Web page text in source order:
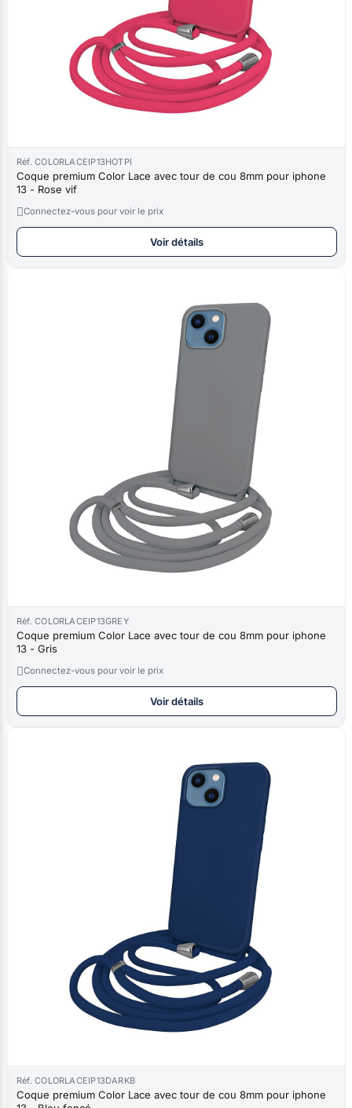
Réf. COLORLACEIP13HOTPI
Coque premium Color Lace avec tour de cou 8mm pour iphone
13 - Rose vif
Connectez-vous pour voir le prix
Voir détails
Réf. COLORLACEIP13GREY
Coque premium Color Lace avec tour de cou 8mm pour iphone
13 - Gris
Connectez-vous pour voir le prix
Voir détails
Réf. COLORLACEIP13DARKB
Coque premium Color Lace avec tour de cou 8mm pour iphone